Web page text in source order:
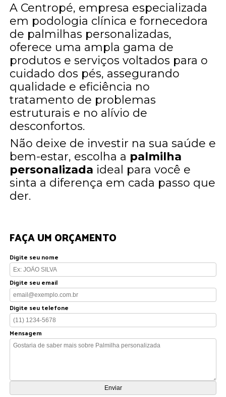
A Centropé, empresa especializada
em podologia clínica e fornecedora
de palmilhas personalizadas,
oferece uma ampla gama de
produtos e serviços voltados para o
cuidado dos pés, assegurando
qualidade e eficiência no
tratamento de problemas
estruturais e no alívio de
desconfortos.
Não deixe de investir na sua saúde e
bem-estar, escolha a palmilha
personalizada ideal para você e
sinta a diferença em cada passo que
der.
FAÇA UM ORÇAMENTO
Digite seu nome
Digite seu email
Digite seu telefone
Mensagem